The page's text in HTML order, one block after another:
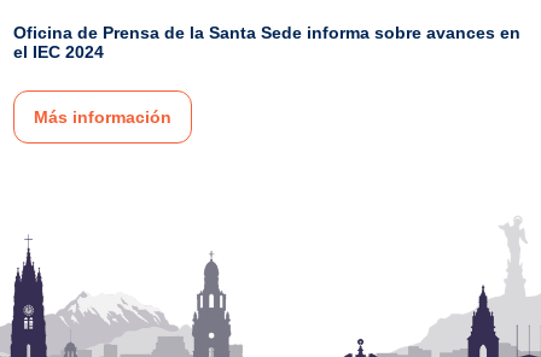
Oficina de Prensa de la Santa Sede informa sobre avances en
el IEC 2024
Más información